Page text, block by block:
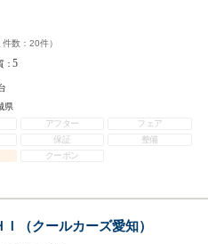
件数： 20件）
：5
県
アフター
フェア
保証
整備
クーポン
（クールカーズ愛知）